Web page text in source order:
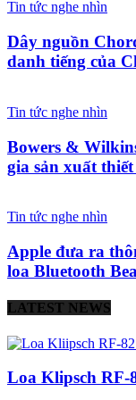
Tin tức nghe nhìn
Dây nguồn
danh tiếng của
Tin tức nghe nhìn
Bowers &
gia sản xuất
Tin tức nghe nhìn
Apple đưa ra
loa Bluetooth
LATEST NEWS
Loa Klipsch RF-